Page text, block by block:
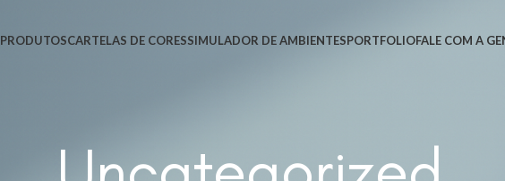
PRODUTOSCARTELAS DE CORESSIMULADOR DE AMBIENTESPORTFOLIOFALE COM A